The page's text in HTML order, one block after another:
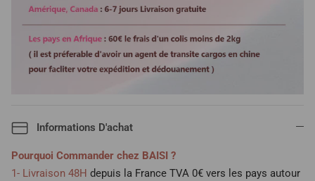
Informations D'achat
Pourquoi Commander chez BAISI ?
1- Livraison 48H depuis la France TVA 0€ vers les pays autour